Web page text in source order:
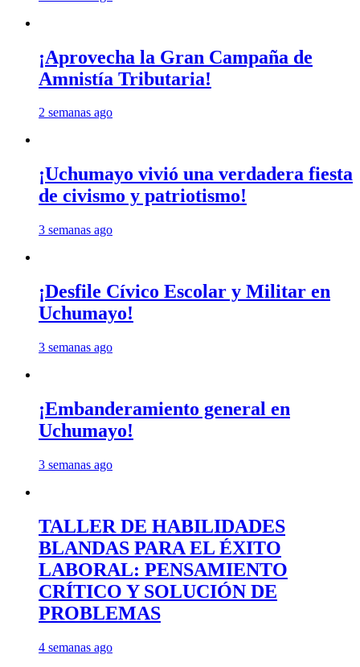
¡Aprovecha la Gran Campaña de
Amnistía Tributaria!
2 semanas ago
¡Uchumayo vivió una verdadera fiesta
de civismo y patriotismo!
3 semanas ago
¡Desfile Cívico Escolar y Militar en
Uchumayo!
3 semanas ago
¡Embanderamiento general en
Uchumayo!
3 semanas ago
TALLER DE HABILIDADES
BLANDAS PARA EL ÉXITO
LABORAL: PENSAMIENTO
CRÍTICO Y SOLUCIÓN DE
PROBLEMAS
4 semanas ago